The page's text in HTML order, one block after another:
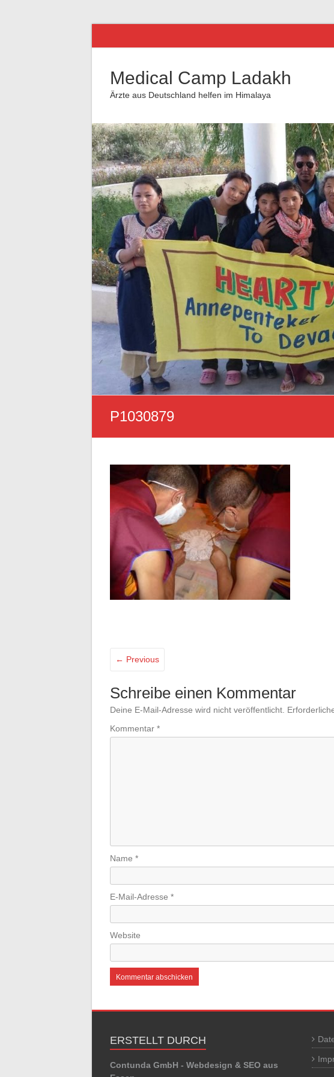
Medical Camp Ladakh
Ärzte aus Deutschland helfen im Himalaya
P1030879
← Previous
Schreibe einen Kommentar
Deine E-Mail-Adresse wird nicht veröffentlicht.
Kommentar *
Name *
E-Mail-Adresse *
Website
ERSTELLT DURCH
Contunda GmbH - Webdesign & SEO aus